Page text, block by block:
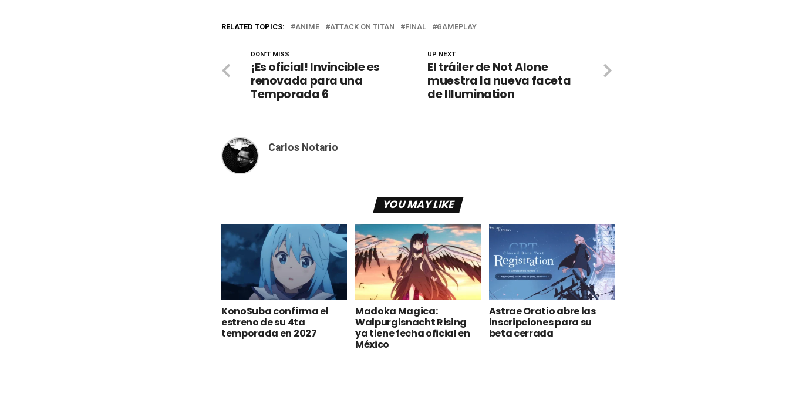
RELATED TOPICS: ANIME ATTACK ON TITAN FINAL GAMEPLAY
UP NEXT
El tráiler de Not Alone
muestra la nueva faceta
de Illumination
DON'T MISS
¡Es oficial! Invincible es
renovada para una
Temporada 6
Carlos Notario
YOU MAY LIKE
KonoSuba confirma el
estreno de su 4ta
temporada en 2027
Madoka Magica:
Walpurgisnacht Rising
ya tiene fecha oficial en
México
Astrae Oratio abre las
inscripciones para su
beta cerrada